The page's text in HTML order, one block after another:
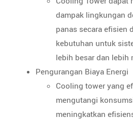
dampak lingkungan
panas secara efisien
kebutuhan untuk
lebih besar dan lebih
Pengurangan Biaya Energi
Cooling tower yang
mengutangi
meningkatkan